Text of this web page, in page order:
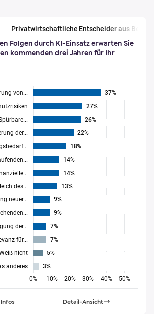
Privatwirtschaftliche Entscheider aus Berlin,
Folgen durch KI-Einsatz erwarten Sie
kommenden drei Jahren für Ihr
0% 10% 20% 30% 40% 50%
37%
27%
26%
22%
18%
14%
14%
13%
9%
9%
7%
7%
5%
3%
von...
der...
des...
neuer...
der...
für...
Weiß nicht
anderes
Detail-Ansicht